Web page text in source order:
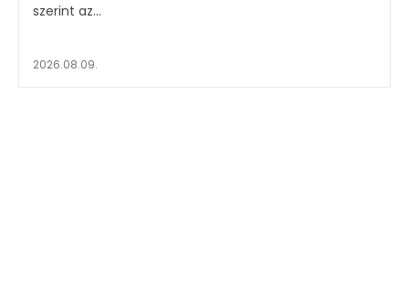
szerint az...
2026.08.09.